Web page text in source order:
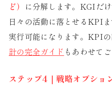
ど） に分解します。KGIだ
日々の活動に落とせるKPI
実行可能になります。KPI
計の完全ガイド もあわせて
ステップ4｜戦略オプショ